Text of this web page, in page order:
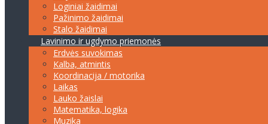
Loginiai žaidimai
Pažinimo žaidimai
Stalo žaidimai
Lavinimo ir ugdymo priemonės
Erdvės suvokimas
Kalba, atmintis
Koordinacija / motorika
Laikas
Lauko žaislai
Matematika, logika
Muzika